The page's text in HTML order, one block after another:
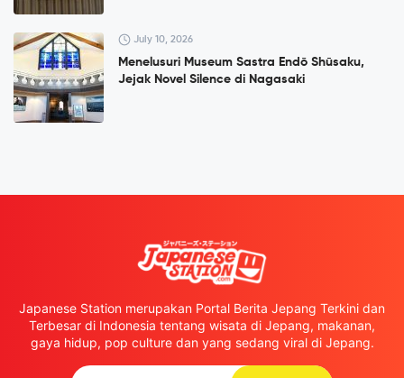
July 10, 2026
Menelusuri Museum Sastra Endō Shūsaku,
Jejak Novel Silence di Nagasaki
Japanese Station merupakan Portal Berita Jepang Terkini dan
Terbesar di Indonesia tentang wisata di Jepang, makanan,
gaya hidup, pop culture dan yang sedang viral di Jepang.